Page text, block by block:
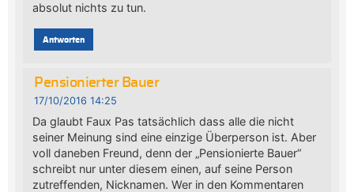
absolut nichts zu tun.
Antworten
Pensionierter Bauer
17/10/2016 14:25
Da glaubt Faux Pas tatsächlich dass alle die nicht
seiner Meinung sind eine einzige Überperson ist. Aber
voll daneben Freund, denn der „Pensionierte Bauer“
schreibt nur unter diesem einen, auf seine Person
zutreffenden, Nicknamen. Wer in den Kommentaren